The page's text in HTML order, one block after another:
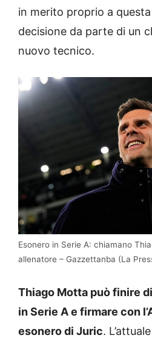
in merito proprio a
decisione da parte di un
nuovo tecnico.
Esonero in Serie A: chiamano
allenatore – Gazzettanba (La
Thiago Motta può finire
in Serie A e firmare con
esonero di Juric.